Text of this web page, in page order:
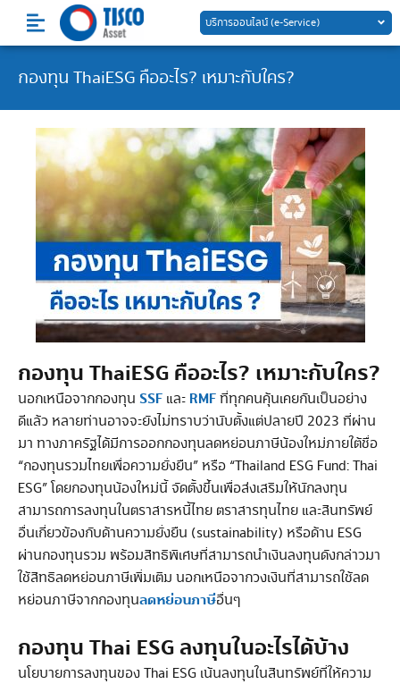
content
บริการออนไลน์ (e-Service)
กองทุน ThaiESG คืออะไร? เหมาะกับใคร?
กองทุน ThaiESG คืออะไร? เหมาะกับใคร?
นอกเหนือจากกองทุน SSF และ RMFที่ทุกคนคุ้นเคยกันเป็นอย่าง
ดีแล้ว หลายท่านอาจจะยังไม่ทราบว่านับตั้งแต่ปลายปี 2023 ที่ผ่าน
มา ทางภาครัฐได้มีการออกกองทุนลดหย่อนภาษีน้องใหม่ภายใต้ชื่อ
“กองทุนรวมไทยเพื่อความยั่งยืน” หรือ “Thailand ESG Fund: Thai
ESG” โดยกองทุนน้องใหม่นี้ จัดตั้งขึ้นเพื่อส่งเสริมให้นักลงทุน
สามารถการลงทุนในตราสารหนี้ไทย ตราสารทุนไทย และสินทรัพย์
อื่นเกี่ยวข้องกับด้านความยั่งยืน (sustainability) หรือด้าน ESG
ผ่านกองทุนรวม พร้อมสิทธิพิเศษที่สามารถนำเงินลงทุนดังกล่าวมา
ใช้สิทธิลดหย่อนภาษีเพิ่มเติม นอกเหนือจากวงเงินที่สามารถใช้ลด
หย่อนภาษีจากกองทุนลดหย่อนภาษีอื่นๆ
กองทุน Thai ESG ลงทุนในอะไรได้บ้าง
นโยบายการลงทุนของ Thai ESG เน้นลงทุนในสินทรัพย์ที่ให้ความ